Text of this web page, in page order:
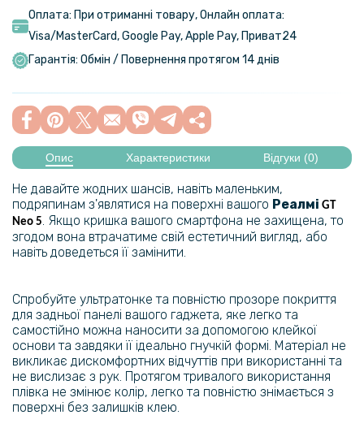
220 грн
259 грн
Чохол накладка Polished Carbon для Realme GT3 / GT Neo 5
239 грн
Чохол-накладка Epik Generous для Realme GT3 / GT Neo 5
203 грн
239 грн
Чохол - накладка Epik Generous для Realme 13+
Оплата: При отриманні товару, Онлайн оплата:
Visa/MasterСard, Google Pay, Apple Pay, Приват24
Гарантія: Обмін / Повернення протягом 14 днів
Опис Характеристики Відгуки (0)
Не давайте жодних шансів, навіть маленьким,
подряпинам з'являтися на поверхні вашого Реалмі GT
Neo 5. Якщо кришка вашого смартфона не захищена, то
згодом вона втрачатиме свій естетичний вигляд, або
навіть доведеться її замінити.
Спробуйте ультратонке та повністю прозоре покриття
для задньої панелі вашого гаджета, яке легко та
самостійно можна наносити за допомогою клейкої
основи та завдяки її ідеально гнучкій формі. Матеріал не
викликає дискомфортних відчуттів при використанні та
не вислизає з рук. Протягом тривалого використання
плівка не змінює колір, легко та повністю знімається з
поверхні без залишків клею.